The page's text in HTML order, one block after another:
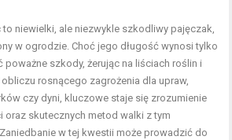
niewielki, ale niezwykle szkodliwy pajęczak,
w ogrodzie. Choć jego długość wynosi tylko
poważne szkody, żerując na liściach roślin i
rosnącego zagrożenia dla upraw,
czy dyni, kluczowe staje się zrozumienie
skutecznych metod walki z tym
w tej kwestii może prowadzić do